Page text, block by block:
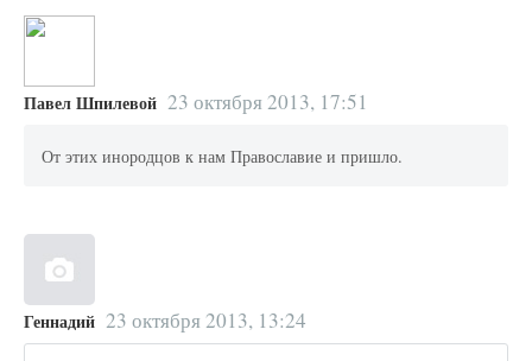
Павел Шпилевой 23 октября 2013, 17:51
От этих инородцов к нам Православие и пришло.
Геннадий 23 октября 2013, 13:24